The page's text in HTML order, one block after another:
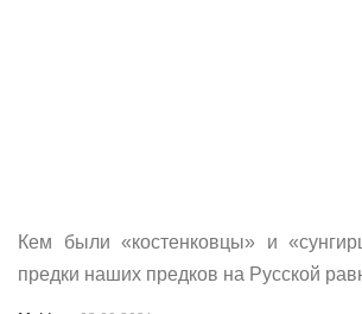
Кем были «костенковцы» и
предки наших предков на Русской